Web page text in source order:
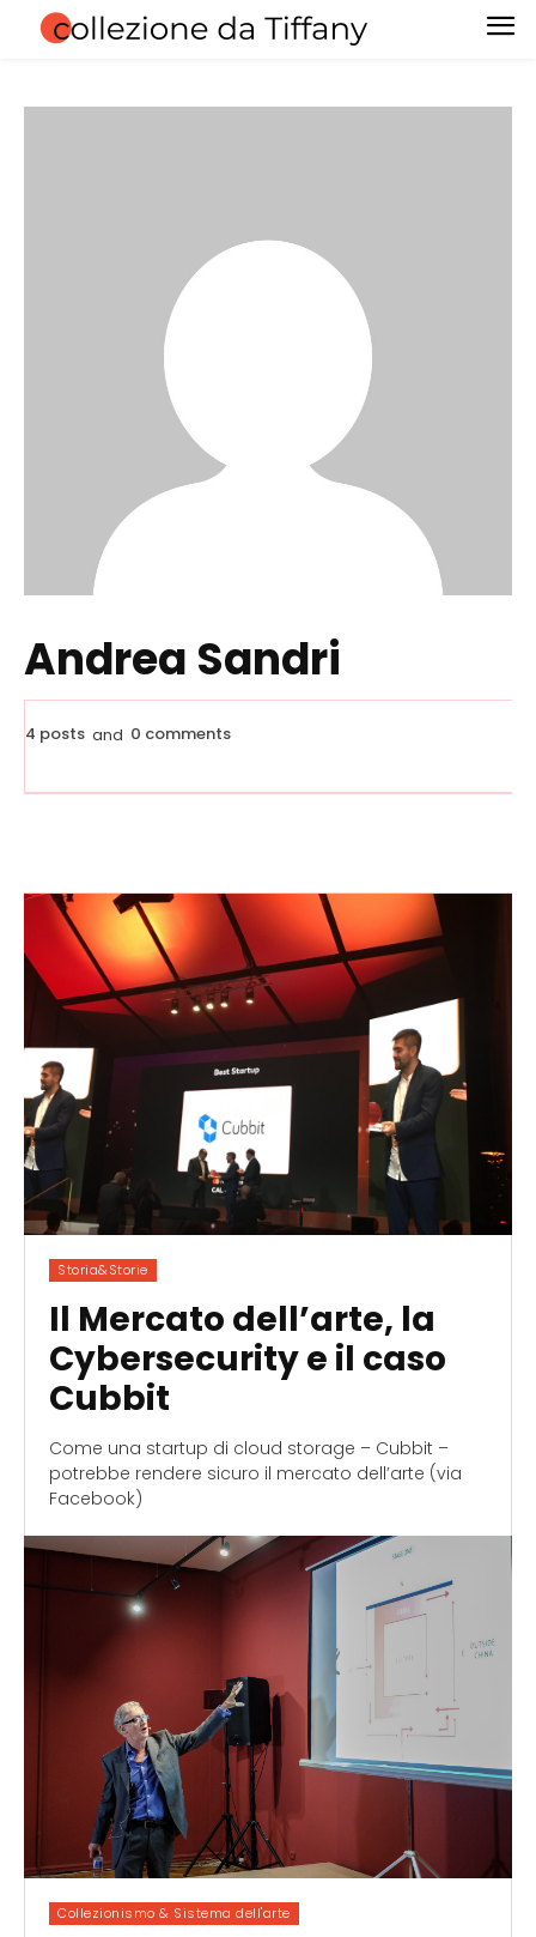
Andrea Sandri
4 posts and 0 comments
Storia&Storie
Il Mercato dell’arte, la
Cybersecurity e il caso
Cubbit
Come una startup di cloud storage – Cubbit –
potrebbe rendere sicuro il mercato dell’arte (via
Facebook)
Collezionismo & Sistema dell'arte